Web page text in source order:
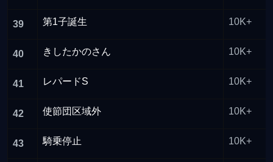
39 第1子誕生 10K+
40 きしたかのさん 10K+
41 レパードS 10K+
42 使節団区域外 10K+
43 騎乗停止 10K+